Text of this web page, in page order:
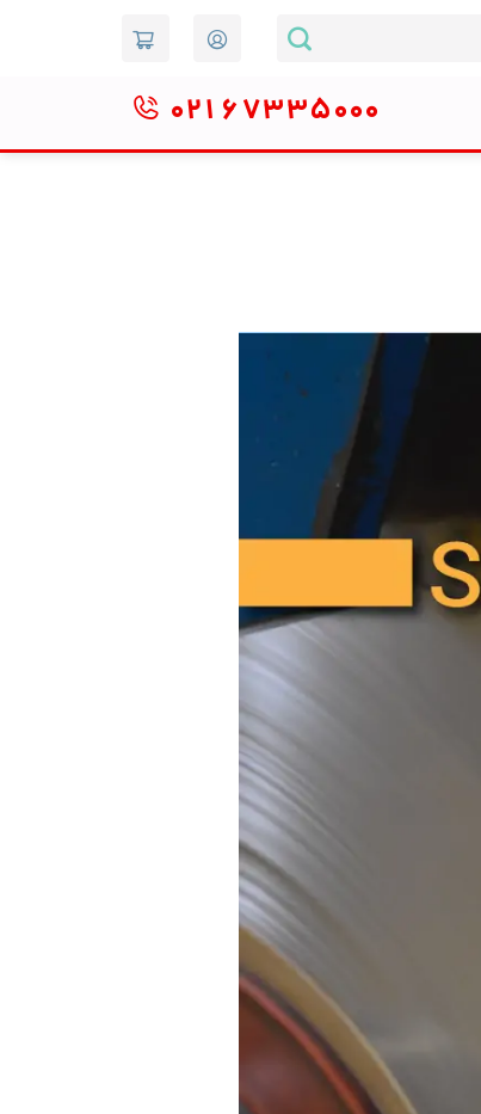
۰۲۱ ۶۷۳۳۵۰۰۰